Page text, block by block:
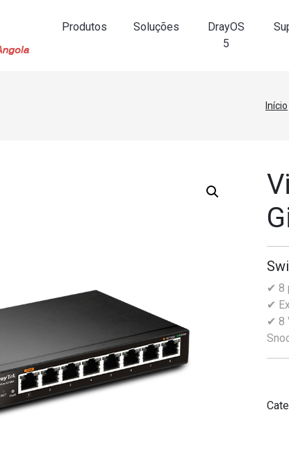
Produtos Soluções
DrayOS
5
Início
✔ 8
✔
✔ 8